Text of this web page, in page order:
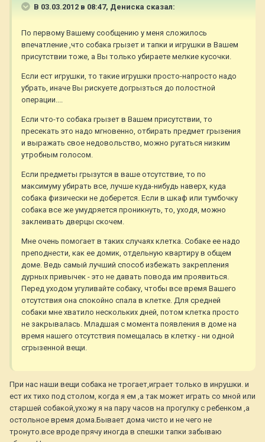
В 03.03.2012 в 08:47, Дениска сказал:
По первому Вашему сообщению у меня сложилось
впечатление ,что собака грызет и тапки и игрушки в Вашем
присутствии тоже, а Вы только убираете мелкие кусочки.
Если ест игрушки, то такие игрушки просто-напросто надо
убрать, иначе Вы рискуете догрызться до полостной
операции....
Если что-то собака грызет в Вашем присутствии, то
пресекать это надо мгновенно, отбирать предмет грызения
и выражать свое недовольство, можно ругаться низким
утробным голосом.
Если предметы грызутся в ваше отсутствие, то по
максимуму убирать все, лучше куда-нибудь наверх, куда
собака физически не доберется. Если в шкаф или тумбочку
собака все же умудряется проникнуть, то, уходя, можно
заклеивать дверцы скочем.
Мне очень помогает в таких случаях клетка. Собаке ее надо
преподнести, как ее домик, отдельную квартиру в общем
доме. Ведь самый лучший способ избежать закрепления
дурных привычек - это не давать повода им проявиться.
Перед уходом угуливайте собаку, чтобы все время Вашего
отсутствия она спокойно спала в клетке. Для средней
собаки мне хватило нескольких дней, потом клетка просто
не закрывалась. Младшая с момента появления в доме на
время нашего отсутствия помещалась в клетку - ни одной
сгрызенной вещи.
При нас наши вещи собака не трогает,играет только в инрушки. и
ест их тихо под столом, когда я ем ,а так может играть со мной или
старшей собакой,ухожу я на пару часов на прогулку с ребенком ,а
остольное время дома.Бывает дома чисто и не чего не
тронуто.все вроде прячу иногда в спешки тапки забываю